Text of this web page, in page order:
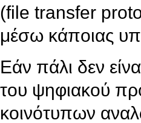
(file transfer
μέσω κάποιας
Εάν πάλι δεν
του ψηφιακού
κοινότυπων